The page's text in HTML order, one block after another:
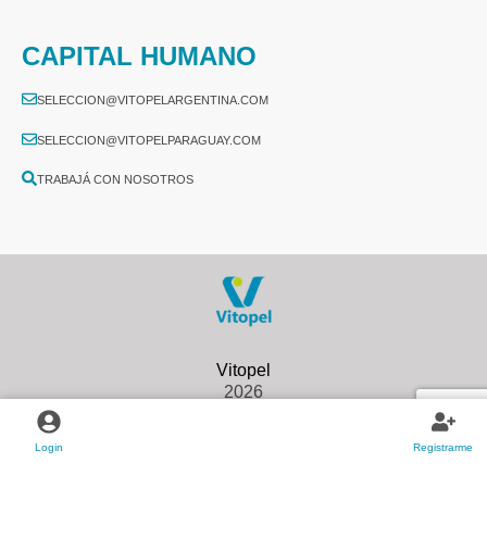
Login Registrarme
CAPITAL HUMANO
SELECCION@VITOPELARGENTINA.COM
SELECCION@VITOPELPARAGUAY.COM
TRABAJÁ CON NOSOTROS
2026